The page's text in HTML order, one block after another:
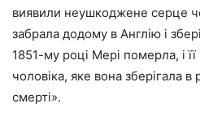
виявили неушкоджене серце
забрала додому в Англію і
1851-му році Мері померла, і
чоловіка, яке вона зберігала
смерті».